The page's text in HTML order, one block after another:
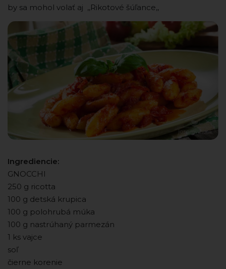
by sa mohol volať aj ,,Rikotové šúľance,,
Ingrediencie:
GNOCCHI
250 g ricotta
100 g detská krupica
100 g polohrubá múka
100 g nastrúhaný parmezán
1 ks vajce
soľ
čierne korenie